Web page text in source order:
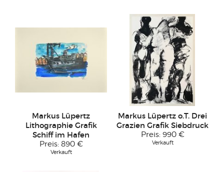
Markus Lüpertz
Lithographie Grafik
Schiff im Hafen
Preis: 890 €
Verkauft
Markus Lüpertz o.T. Drei
Grazien Grafik Siebdruck
Preis: 990 €
Verkauft